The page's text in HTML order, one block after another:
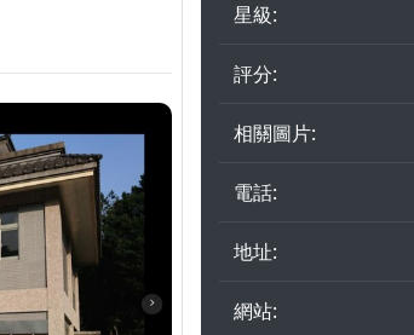
星級:
評分:
相關圖片:
電話:
地址:
網站: